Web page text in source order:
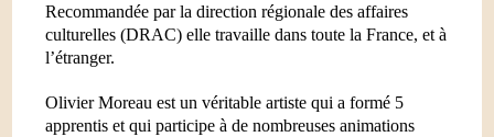
Recommandée par la direction régionale des affaires
culturelles (DRAC) elle travaille dans toutela France, et à
l’étranger.
Olivier Moreau est un véritable artiste qui a formé 5
apprentis et qui participe à de nombreuses animations